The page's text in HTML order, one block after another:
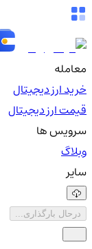
معامله
خرید ارز دیجیتال
قیمت ارز دیجیتال
سرویس ها
وبلاگ
سایر
درحال بارگذاری...